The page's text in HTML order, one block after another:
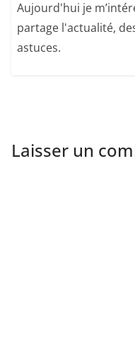
Aujourd'hui je
partage l'actualité,
astuces.
Laisser un